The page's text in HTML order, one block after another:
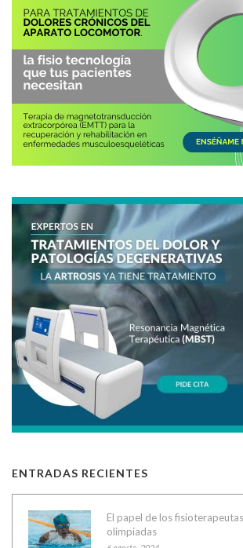
ENTRADAS RECIENTES
El papel de los
olimpiadas